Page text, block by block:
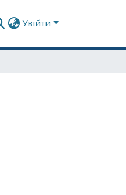
Увійти